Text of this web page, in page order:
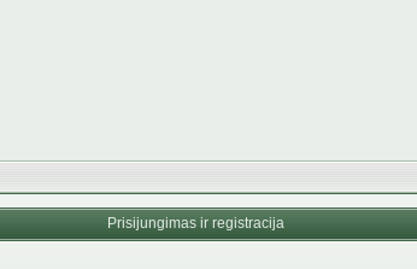
Prisijungimas ir registracija